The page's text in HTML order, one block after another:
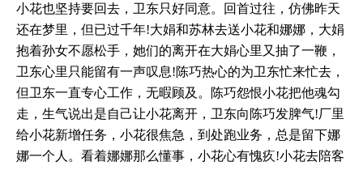
小花也坚持要回去，卫东只好同意。回首过往，仿佛昨天
还在梦里，但已过千年!大娟和苏林去送小花和娜娜，大娟
抱着孙女不愿松手，她们的离开在大娟心里又抽了一鞭，
卫东心里只能留有一声叹息!陈巧热心的为卫东忙来忙去，
但卫东一直专心工作，无暇顾及。陈巧怨恨小花把他魂勾
走，生气说出是自己让小花离开，卫东向陈巧发脾气!厂里
给小花新增任务，小花很焦急，到处跑业务，总是留下娜
娜一个人。看着娜娜那么懂事，小花心有愧疚!小花去陪客